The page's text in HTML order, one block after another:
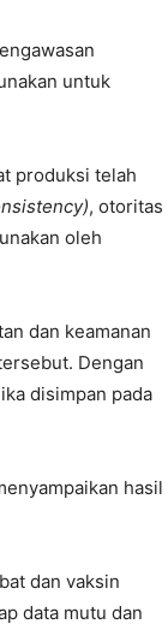
untuk
produksi telah
, otoritas
oleh
dan keamanan
Dengan
disimpan pada
hasil
dan vaksin
data mutu dan